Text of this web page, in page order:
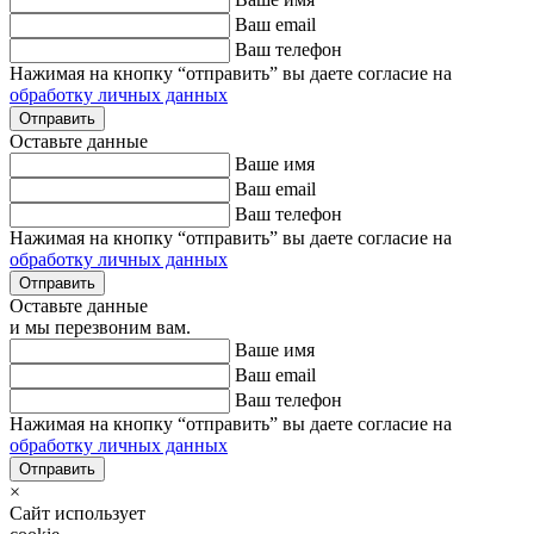
Ваш email
Ваш телефон
Нажимая на кнопку “отправить” вы даете согласие на
обработку личных данных
Оставьте данные
Ваше имя
Ваш email
Ваш телефон
Нажимая на кнопку “отправить” вы даете согласие на
обработку личных данных
Оставьте данные
и мы перезвоним вам.
Ваше имя
Ваш email
Ваш телефон
Нажимая на кнопку “отправить” вы даете согласие на
обработку личных данных
×
Сайт использует